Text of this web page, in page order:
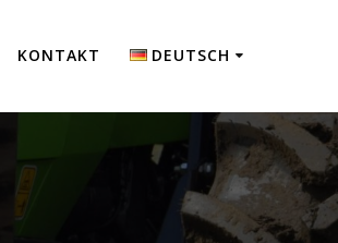
KONTAKT DEUTSCH